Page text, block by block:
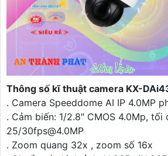
Thông số kĩ thuật camera KX-
. Camera Speeddome AI IP 4.0MP
. Cảm biến: 1/2.8″ CMOS 4.0Mp, tối
25/30fps@4.0MP
. Zoom quang 32x , zoom số 16x